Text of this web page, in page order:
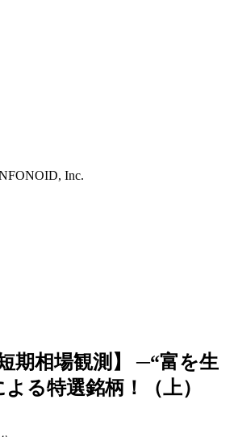
Inc.
期相場観測】 ─“富を生
る特選銘柄！（上）